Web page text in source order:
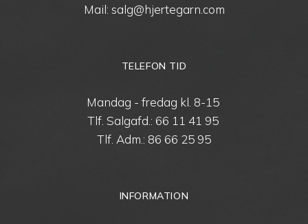
Mail: salg@hjertegarn.com
TELEFON TID
Mandag - fredag kl. 8-15
Tlf. Salgafd.: 66 11 41 95
Tlf. Adm.: 86 66 25 95
INFORMATION